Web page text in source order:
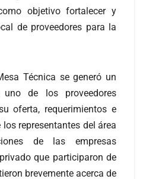
objetivo fortalecer y
de proveedores para la
Técnica se generó un
de los proveedores
oferta, requerimientos e
representantes del área
de las empresas
que participaron de
brevemente acerca de